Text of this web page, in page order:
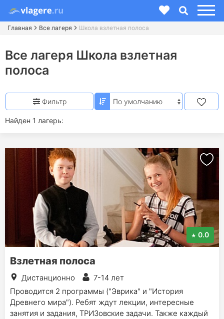
Главная Все лагеря Школа взлетная полоса
Все лагеря Школа взлетная
полоса
Найден 1 лагерь:
Фильтр
0.0
Взлетная полоса
Дистанционно
7-14 лет
Проводится 2 программы ("Эврика" и "История
Древнего мира"). Ребят ждут лекции, интересные
занятия и задания, ТРИЗовские задачи. Также каждый